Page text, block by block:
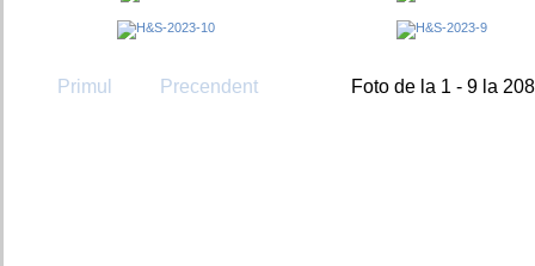
Primul Precendent Foto de la 1 - 9 la 208